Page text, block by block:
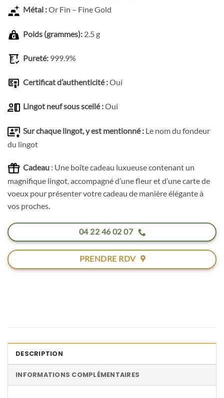
Métal :Or Fin – Fine Gold
Poids (grammes): 2.5 g
Pureté: 999.9%
Certificat d’authenticité :Oui
Lingot neuf sous scellé :Oui
Sur chaque lingot, y est mentionné : Le nom du fondeur
du lingot
Cadeau : Une boîte cadeau luxueuse contenant un
magnifique lingot, accompagné d’une fleur et d’une carte de
voeux pour présenter votre cadeau de manière élégante à
vos proches.
04 22 46 02 07
PRENDRE RDV
DESCRIPTION
INFORMATIONS COMPLÉMENTAIRES